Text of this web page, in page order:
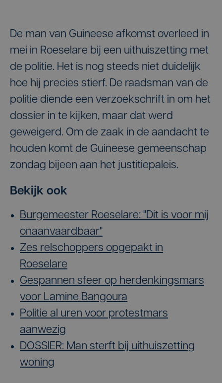
De man van Guineese afkomst overleed in
mei in Roeselare bij een uithuiszetting met
de politie. Het is nog steeds niet duidelijk
hoe hij precies stierf. De raadsman van de
politie diende een verzoekschrift in om het
dossier in te kijken, maar dat werd
geweigerd. Om de zaak in de aandacht te
houden komt de Guineese gemeenschap
zondag bijeen aan het justitiepaleis.
Bekijk ook
Burgemeester Roeselare: "Dit is voor mij
onaanvaardbaar"
Zes relschoppers opgepakt in
Roeselare
Gespannen sfeer op herdenkingsmars
voor Lamine Bangoura
Politie al uren voor protestmars
aanwezig
DOSSIER: Man sterft bij uithuiszetting
woning